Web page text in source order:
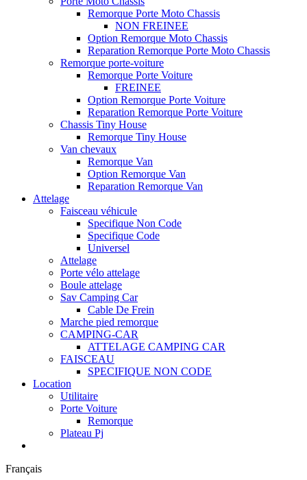
Remorque Porte Moto Chassis
NON FREINEE
Option Remorque Moto Chassis
Reparation Remorque Porte Moto Chassis
Remorque porte-voiture
Remorque Porte Voiture
FREINEE
Option Remorque Porte Voiture
Reparation Remorque Porte Voiture
Chassis Tiny House
Remorque Tiny House
Van chevaux
Remorque Van
Option Remorque Van
Reparation Remorque Van
Attelage
Faisceau véhicule
Specifique Non Code
Specifique Code
Universel
Attelage
Porte vélo attelage
Boule attelage
Sav Camping Car
Cable De Frein
Marche pied remorque
CAMPING-CAR
ATTELAGE CAMPING CAR
FAISCEAU
SPECIFIQUE NON CODE
Location
Utilitaire
Porte Voiture
Remorque
Plateau Pj
Français